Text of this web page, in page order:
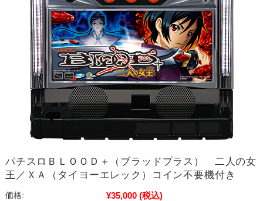
パチスロＢＬＯＯＤ＋（ブラッドプラス） 二人の女
王／ＸＡ（タイヨーエレック）コイン不要機付き
価格: ¥35,000 (税込)